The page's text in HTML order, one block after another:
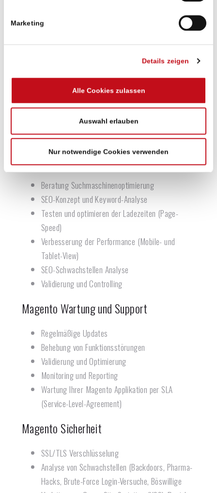
Marketing
Details zeigen
Alle Cookies zulassen
Auswahl erlauben
Nur notwendige Cookies verwenden
Magento Webshop-Design
Responsive Webshop-Design bzw. individuelles
Templatedesign nach Corporate Design Vorgaben
Zielgruppenanalyse und UX/UI Usability-
Entwicklung von Einkaufswelten
Magento SEO
Beratung Suchmaschinenoptimierung
SEO-Konzept und Keyword-Analyse
Testen und optimieren der Ladezeiten (Page-
Speed)
Verbesserung der Performance (Mobile- und
Tablet-View)
SEO-Schwachstellen Analyse
Validierung und Controlling
Magento Wartung und Support
Regelmäßige Updates
Behebung von Funktionsstörungen
Validierung und Optimierung
Monitoring und Reporting
Wartung Ihrer Magento Applikation per SLA
(Service-Level-Agreement)
Magento Sicherheit
SSL/TLS Verschlüsselung
Analyse von Schwachstellen (Backdoors, Pharma-
Hacks, Brute-Force Login-Versuche, Böswillige